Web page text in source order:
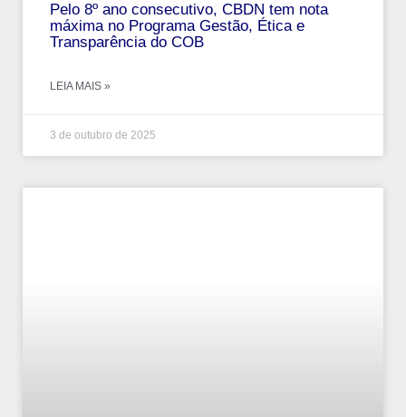
Pelo 8º ano consecutivo, CBDN tem nota
máxima no Programa Gestão, Ética e
Transparência do COB
LEIA MAIS »
3 de outubro de 2025